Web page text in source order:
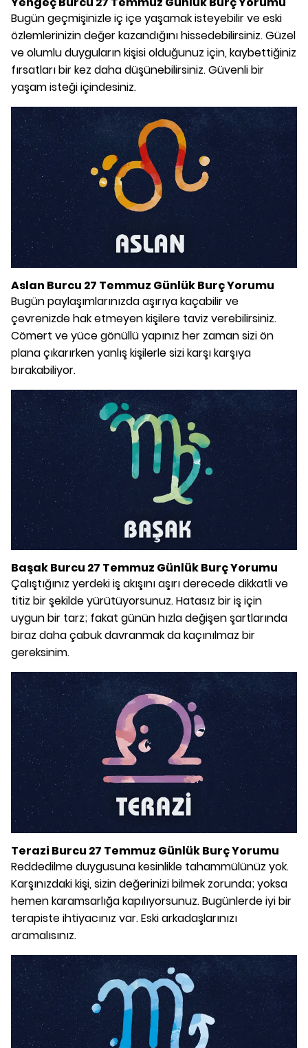
Bugün geçmişinizle iç içe yaşamak isteyebilir ve eski
özlemlerinizin değer kazandığını hissedebilirsiniz. Güzel
ve olumlu duyguların kişisi olduğunuz için, kaybettiğiniz
fırsatları bir kez daha düşünebilirsiniz. Güvenli bir
yaşam isteği içindesiniz.
Aslan Burcu 27 Temmuz Günlük Burç Yorumu
Bugün paylaşımlarınızda aşırıya kaçabilir ve
çevrenizde hak etmeyen kişilere taviz verebilirsiniz.
Cömert ve yüce gönüllü yapınız her zaman sizi ön
plana çıkarırken yanlış kişilerle sizi karşı karşıya
bırakabiliyor.
Başak Burcu 27 Temmuz Günlük Burç Yorumu
Çalıştığınız yerdeki iş akışını aşırı derecede dikkatli ve
titiz bir şekilde yürütüyorsunuz. Hatasız bir iş için
uygun bir tarz; fakat günün hızla değişen şartlarında
biraz daha çabuk davranmak da kaçınılmaz bir
gereksinim.
Terazi Burcu 27 Temmuz Günlük Burç Yorumu
Reddedilme duygusuna kesinlikle tahammülünüz yok.
Karşınızdaki kişi, sizin değerinizi bilmek zorunda; yoksa
hemen karamsarlığa kapılıyorsunuz. Bugünlerde iyi bir
terapiste ihtiyacınız var. Eski arkadaşlarınızı
aramalısınız.